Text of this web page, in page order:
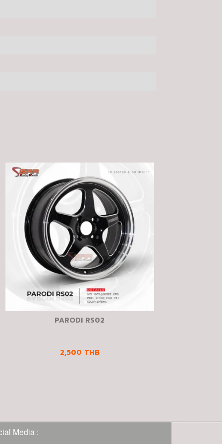
PARODI RS02
2,500 THB
Media :